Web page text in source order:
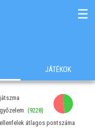
☰
JÁTÉKOK
játszma
győzelem (9228)
ellenfelek átlagos pontszáma